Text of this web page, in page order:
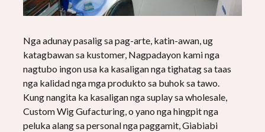
Nga adunay pasalig sa pag-arte, katin-awan, ug
katagbawan sa kustomer, Nagpadayon kami nga
nagtubo ingon usa ka kasaligan nga tighatag sa taas
nga kalidad nga mga produkto sa buhok sa tawo.
Kung nangita ka kasaligan nga suplay sa wholesale,
Custom Wig Gufacturing, o yano nga hingpit nga
peluka alang sa personal nga paggamit, Giabiabi